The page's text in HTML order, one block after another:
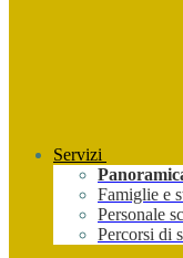
Servizi
Famiglie e
Personale
Percorsi di